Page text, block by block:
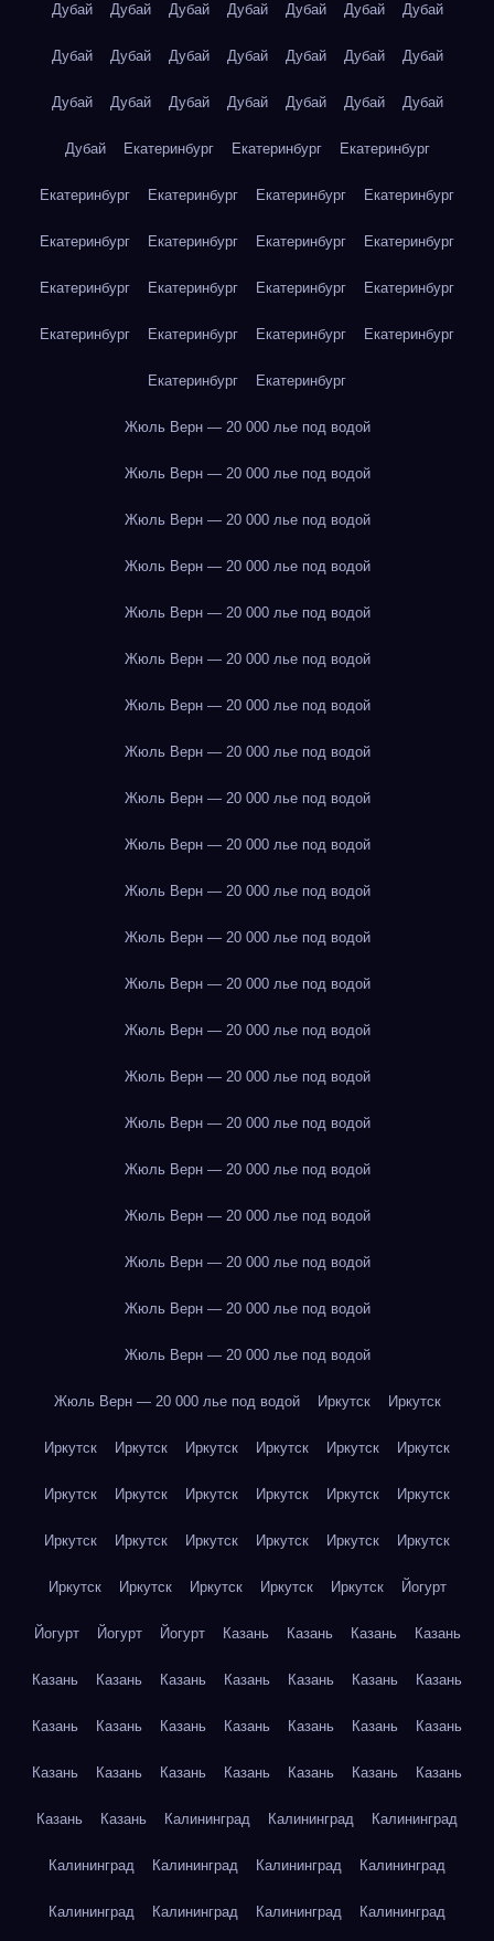
Дубай Дубай Дубай Дубай Дубай Дубай Дубай
Дубай Дубай Дубай Дубай Дубай Дубай Дубай
Дубай Дубай Дубай Дубай Дубай Дубай Дубай
Дубай Екатеринбург Екатеринбург Екатеринбург
Екатеринбург Екатеринбург Екатеринбург Екатеринбург
Екатеринбург Екатеринбург Екатеринбург Екатеринбург
Екатеринбург Екатеринбург Екатеринбург Екатеринбург
Екатеринбург Екатеринбург Екатеринбург Екатеринбург
Екатеринбург Екатеринбург
Жюль Верн — 20 000 лье под водой
Жюль Верн — 20 000 лье под водой
Жюль Верн — 20 000 лье под водой
Жюль Верн — 20 000 лье под водой
Жюль Верн — 20 000 лье под водой
Жюль Верн — 20 000 лье под водой
Жюль Верн — 20 000 лье под водой
Жюль Верн — 20 000 лье под водой
Жюль Верн — 20 000 лье под водой
Жюль Верн — 20 000 лье под водой
Жюль Верн — 20 000 лье под водой
Жюль Верн — 20 000 лье под водой
Жюль Верн — 20 000 лье под водой
Жюль Верн — 20 000 лье под водой
Жюль Верн — 20 000 лье под водой
Жюль Верн — 20 000 лье под водой
Жюль Верн — 20 000 лье под водой
Жюль Верн — 20 000 лье под водой
Жюль Верн — 20 000 лье под водой
Жюль Верн — 20 000 лье под водой
Жюль Верн — 20 000 лье под водой
Жюль Верн — 20 000 лье под водой Иркутск Иркутск
Иркутск Иркутск Иркутск Иркутск Иркутск Иркутск
Иркутск Иркутск Иркутск Иркутск Иркутск Иркутск
Иркутск Иркутск Иркутск Иркутск Иркутск Иркутск
Иркутск Иркутск Иркутск Иркутск Иркутск Йогурт
Йогурт Йогурт Йогурт Казань Казань Казань Казань
Казань Казань Казань Казань Казань Казань Казань
Казань Казань Казань Казань Казань Казань Казань
Казань Казань Казань Казань Казань Казань Казань
Казань Казань Калининград Калининград Калининград
Калининград Калининград Калининград Калининград
Калининград Калининград Калининград Калининград